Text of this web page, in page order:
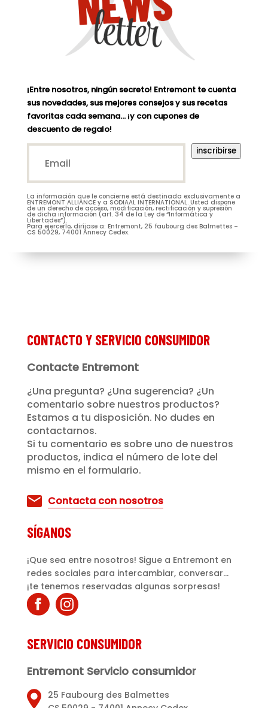
¡Entre nosotros, ningún secreto! Entremont te cuenta
sus novedades, sus mejores consejos y sus recetas
favoritas cada semana… ¡y con cupones de
descuento de regalo!
Email*
(Nécessaire)
M. Mme
Prénom
Entremont*(Nécessaire)
inscribirse
La información que le concierne está destinada exclusivamente a
ENTREMONT ALLIANCE y a SODIAAL INTERNATIONAL. Usted dispone
de un derecho de acceso, modificación, rectificación y supresión
de dicha información (art. 34 de la Ley de “Informática y
Libertades”).
Para ejercerlo, diríjase a: Entremont, 25 faubourg des Balmettes –
CS 50029, 74001 Annecy Cedex.
CONTACTO Y SERVICIO CONSUMIDOR
Contacte Entremont
¿Una pregunta? ¿Una sugerencia? ¿Un
comentario sobre nuestros productos?
Estamos a tu disposición. No dudes en
contactarnos.
Si tu comentario es sobre uno de nuestros
productos, indica el número de lote del
mismo en el formulario.
Contacta con nosotros
SÍGANOS
¡Que sea entre nosotros! Sigue a Entremont en
redes sociales para intercambiar, conversar...
¡te tenemos reservadas algunas sorpresas!
SERVICIO CONSUMIDOR
Entremont Servicio consumidor
25 Faubourg des Balmettes